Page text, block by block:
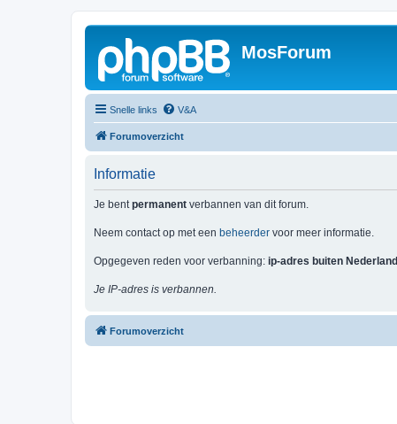
MosForum
Snelle links V&A
Forumoverzicht
Informatie
Je bentpermanent verbannen van dit forum.
Neem contact op met een beheerder voor meer informatie.
Opgegeven reden voor verbanning: ip-adres buiten Nederland
Je IP-adres is verbannen.
Forumoverzicht